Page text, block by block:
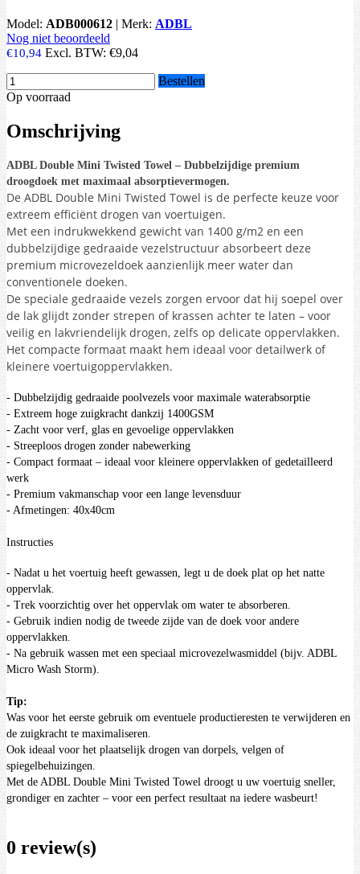
Model: ADB000612 | Merk: ADBL
Nog niet beoordeeld
€10,94 Excl. BTW: €9,04
Bestellen
Op voorraad
Omschrijving
ADBL Double Mini Twisted Towel – Dubbelzijdige premium
droogdoek met maximaal absorptievermogen.
De ADBL Double Mini Twisted Towel is de perfecte keuze voor
extreem efficiënt drogen van voertuigen.
Met een indrukwekkend gewicht van 1400 g/m2 en een
dubbelzijdige gedraaide vezelstructuur absorbeert deze
premium microvezeldoek aanzienlijk meer water dan
conventionele doeken.
De speciale gedraaide vezels zorgen ervoor dat hij soepel over
de lak glijdt zonder strepen of krassen achter te laten – voor
veilig en lakvriendelijk drogen, zelfs op delicate oppervlakken.
Het compacte formaat maakt hem ideaal voor detailwerk of
kleinere voertuigoppervlakken.
- Dubbelzijdig gedraaide poolvezels voor maximale waterabsorptie
- Extreem hoge zuigkracht dankzij 1400GSM
- Zacht voor verf, glas en gevoelige oppervlakken
- Streeploos drogen zonder nabewerking
- Compact formaat – ideaal voor kleinere oppervlakken of gedetailleerd
werk
- Premium vakmanschap voor een lange levensduur
- Afmetingen: 40x40cm
Instructies
- Nadat u het voertuig heeft gewassen, legt u de doek plat op het natte
oppervlak.
- Trek voorzichtig over het oppervlak om water te absorberen.
- Gebruik indien nodig de tweede zijde van de doek voor andere
oppervlakken.
- Na gebruik wassen met een speciaal microvezelwasmiddel (bijv. ADBL
Micro Wash Storm).
Tip:
Was voor het eerste gebruik om eventuele productieresten te verwijderen en
de zuigkracht te maximaliseren.
Ook ideaal voor het plaatselijk drogen van dorpels, velgen of
spiegelbehuizingen.
Met de ADBL Double Mini Twisted Towel droogt u uw voertuig sneller,
grondiger en zachter – voor een perfect resultaat na iedere wasbeurt!
0 review(s)